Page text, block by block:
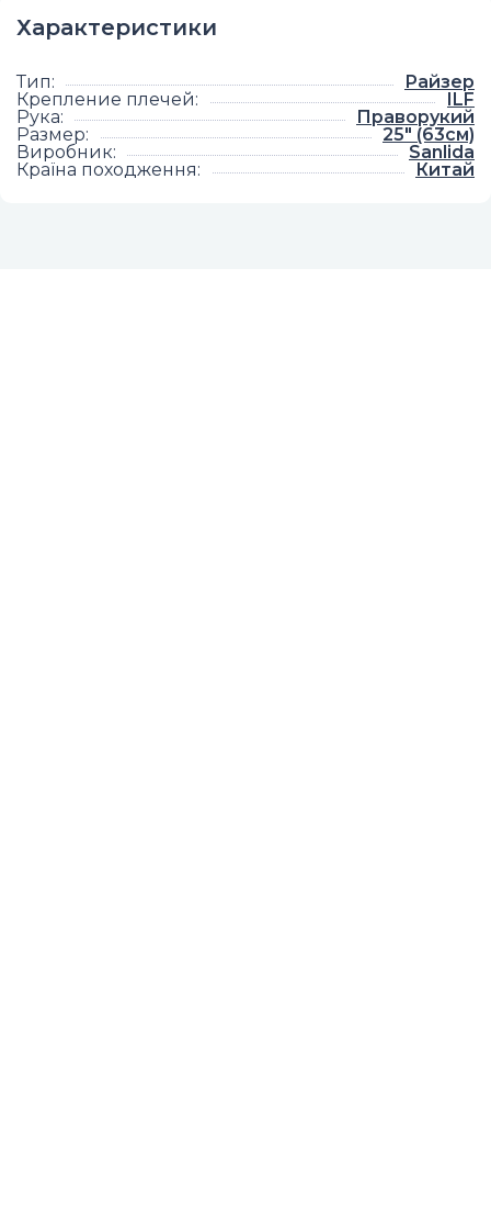
Характеристики
Тип:
Райзер
Крепление плечей:
ILF
Рука:
Праворукий
Размер:
25" (63см)
Виробник:
Sanlida
Країна походження: Китай